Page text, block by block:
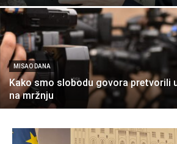
MISAO DANA
Kako smo slobodu govora pretvorili
na mržnju